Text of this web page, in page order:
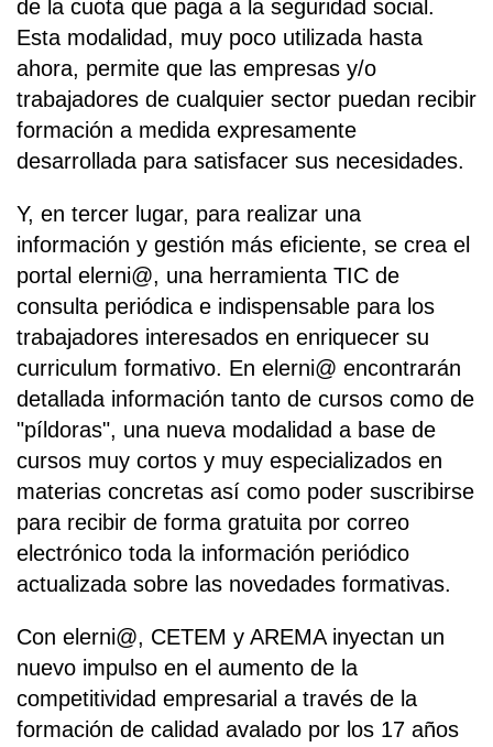
de la cuota que paga a la seguridad social.
Esta modalidad, muy poco utilizada hasta
ahora, permite que las empresas y/o
trabajadores de cualquier sector puedan recibir
formación a medida expresamente
desarrollada para satisfacer sus necesidades.
Y, en tercer lugar, para realizar una
información y gestión más eficiente, se crea el
portal elerni@, una herramienta TIC de
consulta periódica e indispensable para los
trabajadores interesados en enriquecer su
curriculum formativo. En elerni@ encontrarán
detallada información tanto de cursos como de
"píldoras", una nueva modalidad a base de
cursos muy cortos y muy especializados en
materias concretas así como poder suscribirse
para recibir de forma gratuita por correo
electrónico toda la información periódico
actualizada sobre las novedades formativas.
Con elerni@, CETEM y AREMA inyectan un
nuevo impulso en el aumento de la
competitividad empresarial a través de la
formación de calidad avalado por los 17 años